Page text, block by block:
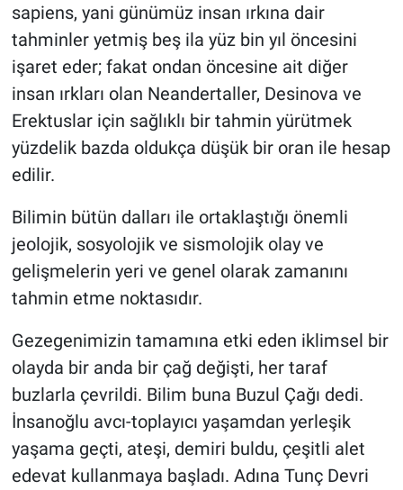
sapiens, yani günümüz insan ırkına dair
tahminler yetmiş beş ila yüz bin yıl öncesini
işaret eder; fakat ondan öncesine ait diğer
insan ırkları olan Neandertaller, Desinova ve
Erektuslar için sağlıklı bir tahmin yürütmek
yüzdelik bazda oldukça düşük bir oran ile hesap
edilir.
Bilimin bütün dalları ile ortaklaştığı önemli
jeolojik, sosyolojik ve sismolojik olay ve
gelişmelerin yeri ve genel olarak zamanını
tahmin etme noktasıdır.
Gezegenimizin tamamına etki eden iklimsel bir
olayda bir anda bir çağ değişti, her taraf
buzlarla çevrildi. Bilim buna Buzul Çağı dedi.
İnsanoğlu avcı-toplayıcı yaşamdan yerleşik
yaşama geçti, ateşi, demiri buldu, çeşitli alet
edevat kullanmaya başladı. Adına Tunç Devri